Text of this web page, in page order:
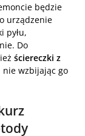
będzie
urządzenie
pyłu,
Do
ściereczki z
nie wzbijając go